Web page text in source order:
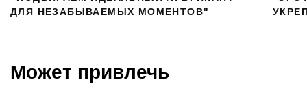
ДЛЯ НЕЗАБЫВАЕМЫХ МОМЕНТОВ"
Может привлечь